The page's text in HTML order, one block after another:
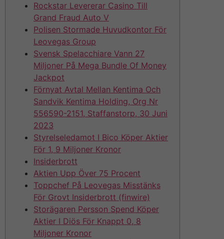
Rockstar Levererar Casino Till
Grand Fraud Auto V
Polisen Stormade Huvudkontor För
Leovegas Group
Svensk Spelacchiare Vann 27
Miljoner På Mega Bundle Of Money
Jackpot
Förnyat Avtal Mellan Kentima Och
Sandvik Kentima Holding, Org Nr
556590-2151, Staffanstorp, 30 Juni
2023
Styrelseledamot I Bico Köper Aktier
För 1, 9 Miljoner Kronor
Insiderbrott
Aktien Upp Över 75 Procent
Toppchef På Leovegas Misstänks
För Grovt Insiderbrott (finwire)
Storägaren Persson Spend Köper
Aktier I Diös För Knappt 0, 8
Miljoner Kronor